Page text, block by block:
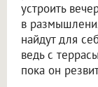
устроить
в
найдут для
ведь с
пока он